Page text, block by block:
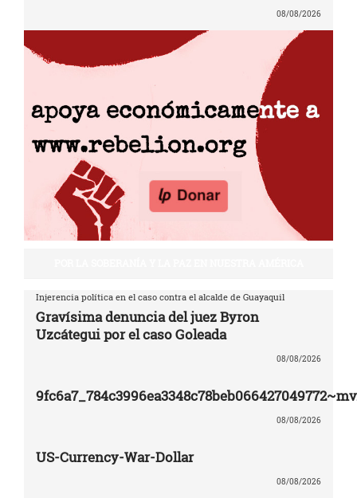
08/08/2026
Injerencia política en el caso contra el alcalde de Guayaquil
Gravísima denuncia del juez Byron
Uzcátegui por el caso Goleada
08/08/2026
08/08/2026
US-Currency-War-Dollar
08/08/2026